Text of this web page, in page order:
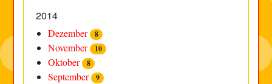
2014
Dezember 8
November 10
Oktober 8
September 9